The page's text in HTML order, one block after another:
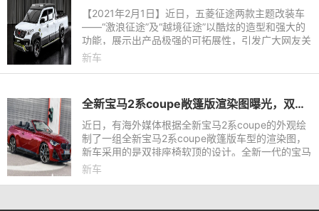
【2021年2月1日】近日，五菱征途两款主题改装车
——“激浪征途”及“越境征途”以酷炫的造型和强大的
功能，展示出产品极强的可拓展性，引发广大网友关
注。今日，五菱汽车又带来了一款五菱征途雪地版
新车
全新宝马2系coupe敞篷版渲染图曝光，双排座椅软顶设计
近日，有海外媒体根据全新宝马2系coupe的外观绘
制了一组全新宝马2系coupe敞篷版车型的渲染图，
新车采用的是双排座椅软顶的设计。全新一代的宝马
2系的外观风格大幅调整，内饰也采用了全新家族化
新车